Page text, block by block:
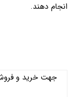
انجام دهند.
جهت خرید و فروش